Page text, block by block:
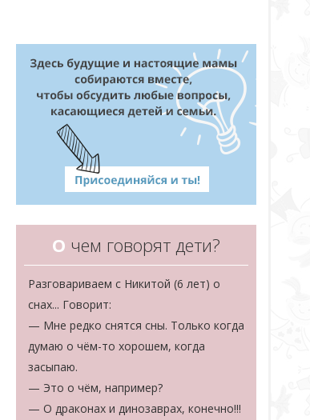
О чем говорят дети?
Разговариваем с Никитой (6 лет) о
снах... Говорит:
— Мне редко снятся сны. Только когда
думаю о чём-то хорошем, когда
засыпаю.
— Это о чём, например?
— О драконах и динозаврах, конечно!!!